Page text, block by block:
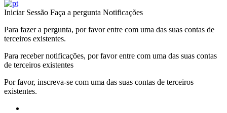
Iniciar Sessão Faça a pergunta Notificações
Para fazer a pergunta, por favor entre com uma das suas contas de
terceiros existentes.
Para receber notificações, por favor entre com uma das suas contas
de terceiros existentes
Por favor, inscreva-se com uma das suas contas de terceiros
existentes.